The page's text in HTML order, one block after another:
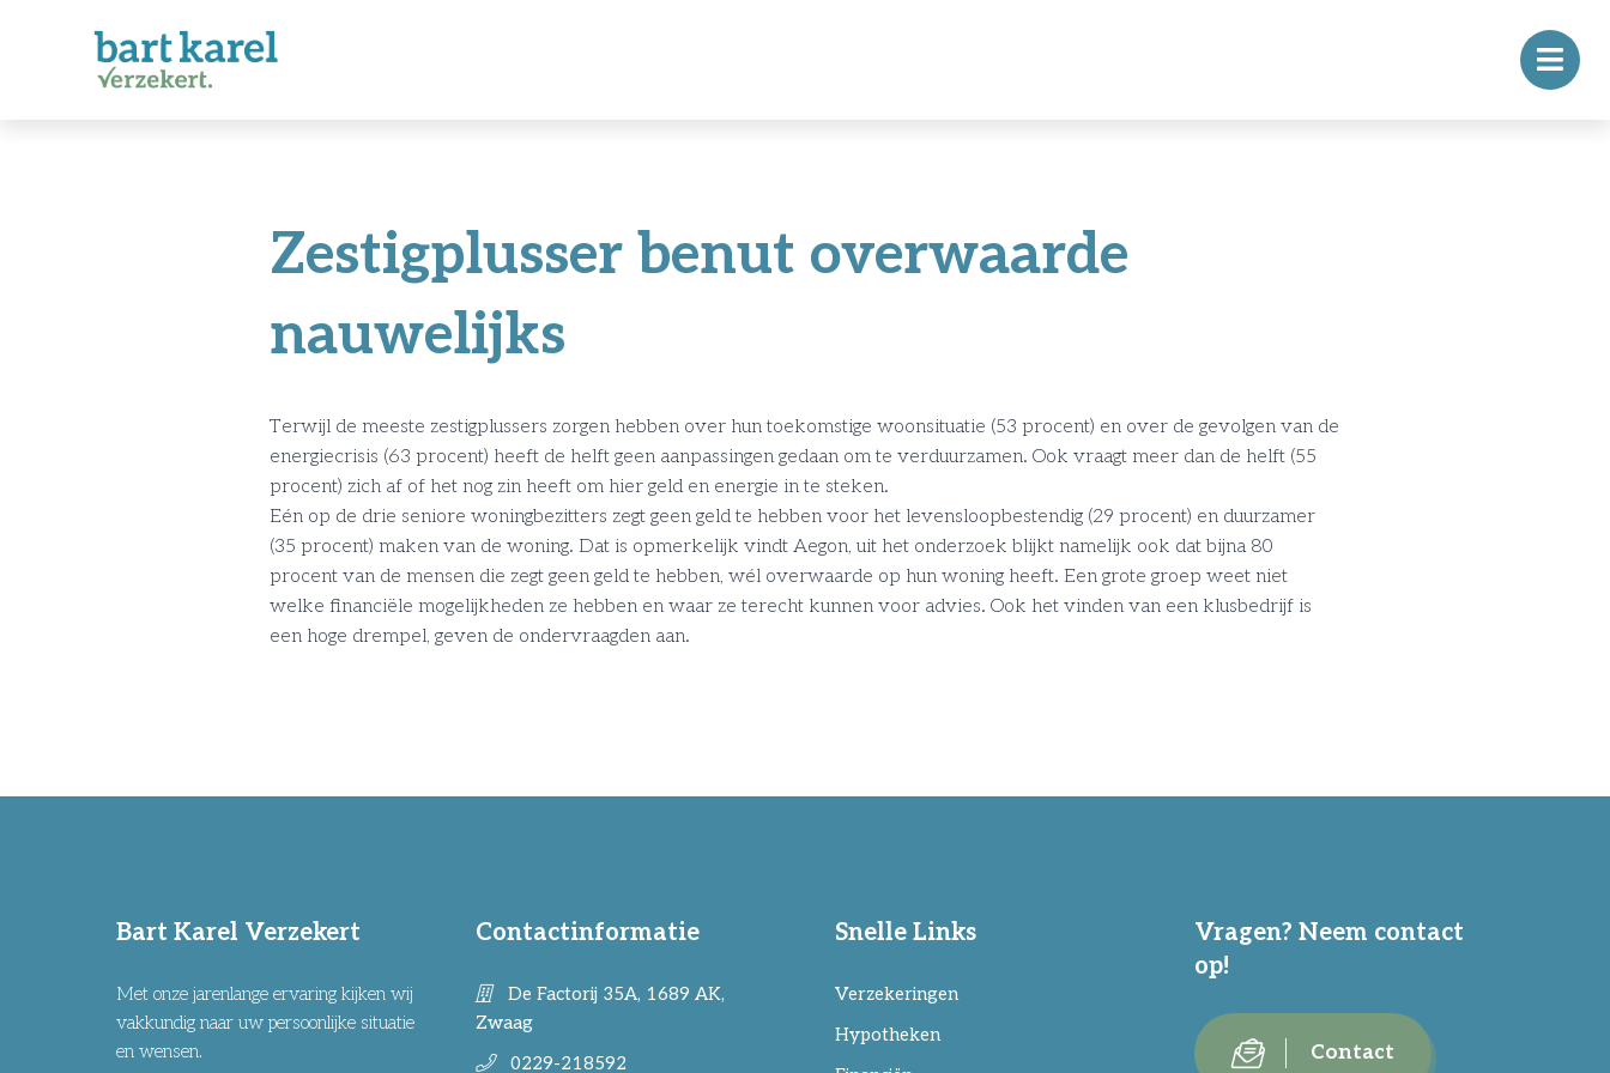
Zestigplusser benut overwaarde
nauwelijks
Terwijl de meeste zestigplussers zorgen hebben over hun toekomstige woonsituatie (53 procent) en over de gevolgen van de
energiecrisis (63 procent) heeft de helft geen aanpassingen gedaan om te verduurzamen. Ook vraagt meer dan de helft (55
procent) zich af of het nog zin heeft om hier geld en energie in te steken.
Eén op de drie seniore woningbezitters zegt geen geld te hebben voor het levensloopbestendig (29 procent) en duurzamer
(35 procent) maken van de woning. Dat is opmerkelijk vindt Aegon, uit het onderzoek blijkt namelijk ook dat bijna 80
procent van de mensen die zegt geen geld te hebben, wél overwaarde op hun woning heeft. Een grote groep weet niet
welke financiële mogelijkheden ze hebben en waar ze terecht kunnen voor advies. Ook het vinden van een klusbedrijf is
een hoge drempel, geven de ondervraagden aan.
Bart Karel Verzekert
Met onze jarenlange ervaring kijken wij
vakkundig naar uw persoonlijke situatie
en wensen.
Contactinformatie
De Factorij 35A, 1689 AK,
Zwaag
0229-218592
Snelle Links
Verzekeringen
Hypotheken
Vragen? Neem contact
op!
Contact